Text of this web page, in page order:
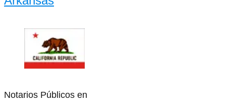
Notarios Públicos en